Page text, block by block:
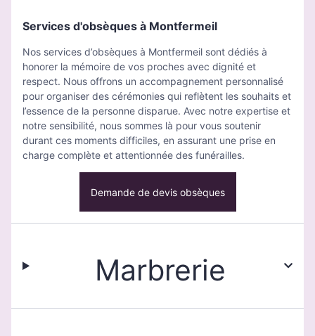
Services d'obsèques à Montfermeil
Nos services d’obsèques à Montfermeil sont dédiés à
honorer la mémoire de vos proches avec dignité et
respect. Nous offrons un accompagnement personnalisé
pour organiser des cérémonies qui reflètent les souhaits et
l’essence de la personne disparue. Avec notre expertise et
notre sensibilité, nous sommes là pour vous soutenir
durant ces moments difficiles, en assurant une prise en
charge complète et attentionnée des funérailles.
Demande de devis obsèques
Marbrerie